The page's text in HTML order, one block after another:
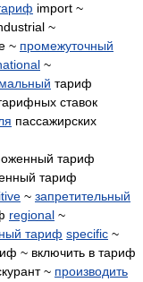
import ~
~
~ промежуточный
~
тариф
ставок
пассажирских
тариф
тариф
~ запретительный
regional ~
тариф specific ~
~ включить в тариф
~ производить